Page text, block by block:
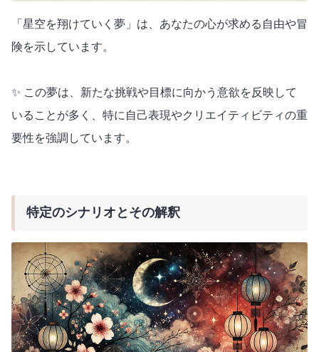
「星空を翔けていく夢」は、あなたの心が求める自由や冒
険を示しています。
✨ この夢は、新たな挑戦や目標に向かう意欲を反映して
いることが多く、特に自己表現やクリエイティビティの重
要性を強調しています。
特定のシナリオとその解釈